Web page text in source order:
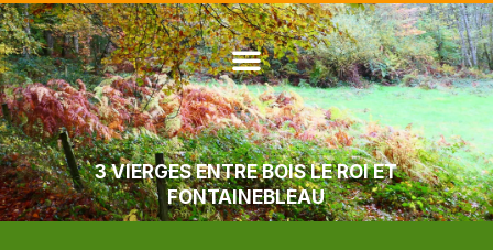
3 VIERGES ENTRE BOIS LE ROI ET
FONTAINEBLEAU